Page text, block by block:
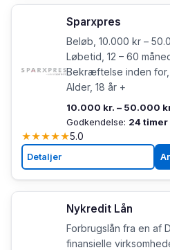
Sparxpres
Beløb, 10.000 kr –
Løbetid, 12 – 60
Bekræftelse inden
Alder, 18 år +
10.000 kr. – 50.000
Godkendelse: 24 timer
★★★★★5.0
Detaljer
Nykredit Lån
Forbrugslån fra en af
finansielle